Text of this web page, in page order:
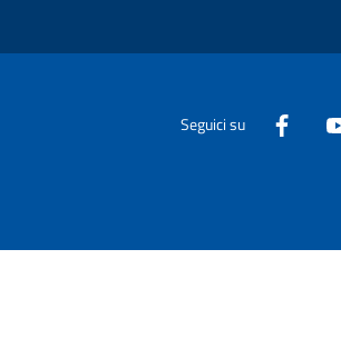
Seguici su